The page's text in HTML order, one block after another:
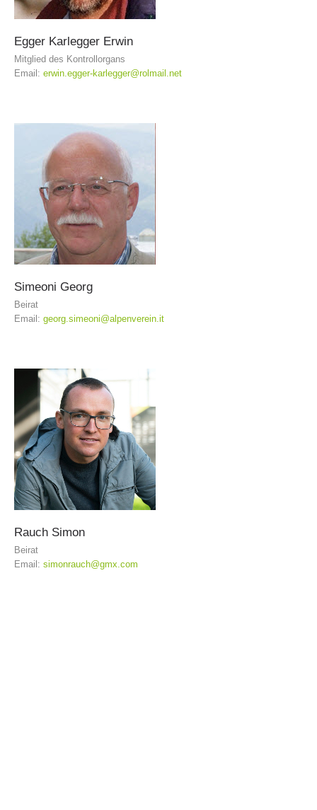
Appartenenza
Formazione
ATTIVITÁ
Egger Karlegger Erwin
Mitglied des Kontrollorgans
Email: erwin.egger-karlegger@rolmail.net
Simeoni Georg
Beirat
Email: georg.simeoni@alpenverein.it
Rauch Simon
Beirat
Email: simonrauch@gmx.com